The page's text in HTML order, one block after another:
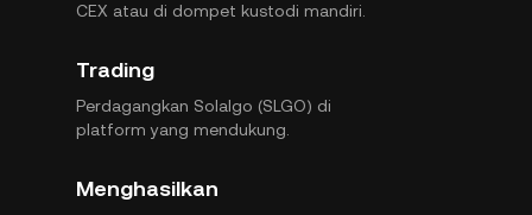
CEX atau di dompet kustodi mandiri.
Trading
Perdagangkan Solalgo (SLGO) di
platform yang mendukung.
Menghasilkan